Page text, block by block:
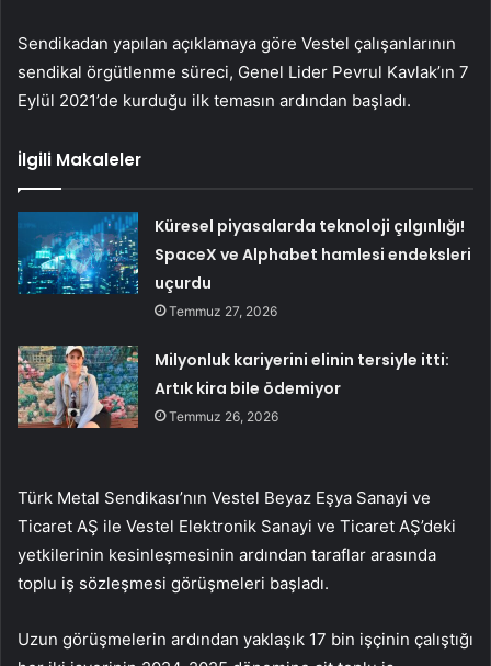
Sendikadan yapılan açıklamaya göre Vestel çalışanlarının
sendikal örgütlenme süreci, Genel Lider Pevrul Kavlak’ın 7
Eylül 2021’de kurduğu ilk temasın ardından başladı.
İlgili Makaleler
Küresel piyasalarda teknoloji çılgınlığı!
SpaceX ve Alphabet hamlesi endeksleri
uçurdu
Temmuz 27, 2026
Milyonluk kariyerini elinin tersiyle itti:
Artık kira bile ödemiyor
Temmuz 26, 2026
Türk Metal Sendikası’nın Vestel Beyaz Eşya Sanayi ve
Ticaret AŞ ile Vestel Elektronik Sanayi ve Ticaret AŞ’deki
yetkilerinin kesinleşmesinin ardından taraflar arasında
toplu iş sözleşmesi görüşmeleri başladı.
Uzun görüşmelerin ardından yaklaşık 17 bin işçinin çalıştığı